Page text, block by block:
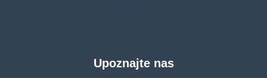
Upoznajte nas